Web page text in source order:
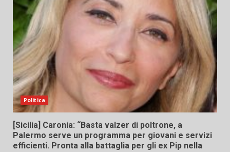
Politica
[Sicilia] Caronia: “Basta valzer di poltrone, a
Palermo serve un programma per giovani e servizi
efficienti. Pronta alla battaglia per gli ex Pip nella